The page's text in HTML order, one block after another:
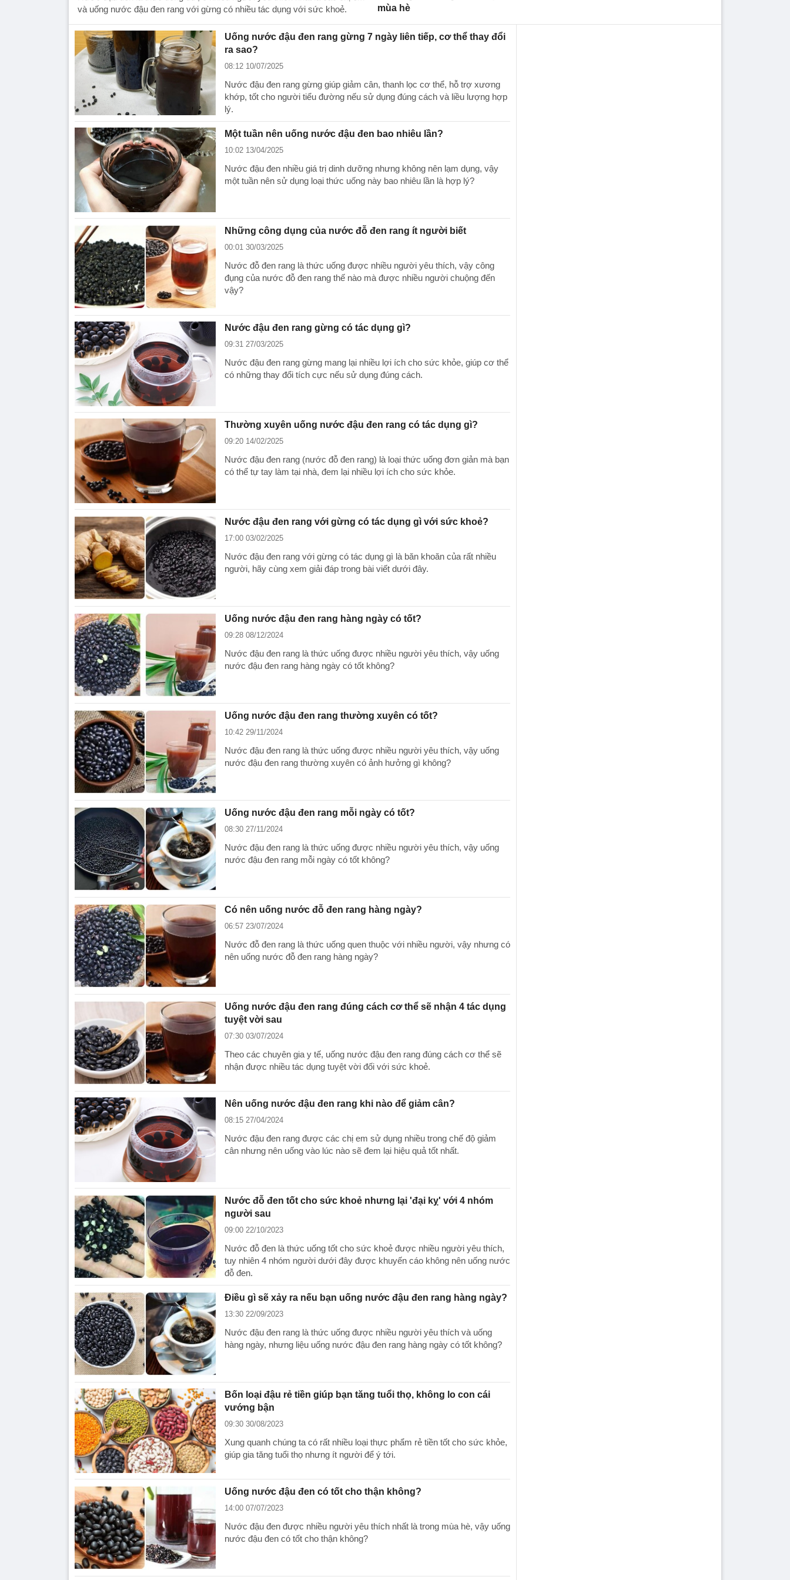
và uống nước đậu đen rang với gừng có nhiều tác dụng với sức khoẻ.
mùa hè
Uống nước đậu đen rang gừng 7 ngày liên tiếp, cơ thể thay đổi
ra sao?
08:12 10/07/2025
Nước đậu đen rang gừng giúp giảm cân, thanh lọc cơ thể, hỗ trợ xương
khớp, tốt cho người tiểu đường nếu sử dụng đúng cách và liều lượng hợp
lý.
Một tuần nên uống nước đậu đen bao nhiêu lần?
10:02 13/04/2025
Nước đậu đen nhiều giá trị dinh dưỡng nhưng không nên lạm dụng, vậy
một tuần nên sử dụng loại thức uống này bao nhiêu lần là hợp lý?
Những công dụng của nước đỗ đen rang ít người biết
00:01 30/03/2025
Nước đỗ đen rang là thức uống được nhiều người yêu thích, vậy công
đụng của nước đỗ đen rang thế nào mà được nhiều người chuộng đến
vậy?
Nước đậu đen rang gừng có tác dụng gì?
09:31 27/03/2025
Nước đậu đen rang gừng mang lại nhiều lợi ích cho sức khỏe, giúp cơ thể
có những thay đổi tích cực nếu sử dụng đúng cách.
Thường xuyên uống nước đậu đen rang có tác dụng gì?
09:20 14/02/2025
Nước đậu đen rang (nước đỗ đen rang) là loại thức uống đơn giản mà bạn
có thể tự tay làm tại nhà, đem lại nhiều lợi ích cho sức khỏe.
Nước đậu đen rang với gừng có tác dụng gì với sức khoẻ?
17:00 03/02/2025
Nước đậu đen rang với gừng có tác dụng gì là băn khoăn của rất nhiều
người, hãy cùng xem giải đáp trong bài viết dưới đây.
Uống nước đậu đen rang hàng ngày có tốt?
09:28 08/12/2024
Nước đậu đen rang là thức uống được nhiều người yêu thích, vậy uống
nước đậu đen rang hàng ngày có tốt không?
Uống nước đậu đen rang thường xuyên có tốt?
10:42 29/11/2024
Nước đậu đen rang là thức uống được nhiều người yêu thích, vậy uống
nước đậu đen rang thường xuyên có ảnh hưởng gì không?
Uống nước đậu đen rang mỗi ngày có tốt?
08:30 27/11/2024
Nước đậu đen rang là thức uống được nhiều người yêu thích, vậy uống
nước đậu đen rang mỗi ngày có tốt không?
Có nên uống nước đỗ đen rang hàng ngày?
06:57 23/07/2024
Nước đỗ đen rang là thức uống quen thuộc với nhiều người, vậy nhưng có
nên uống nước đỗ đen rang hàng ngày?
Uống nước đậu đen rang đúng cách cơ thể sẽ nhận 4 tác dụng
tuyệt vời sau
07:30 03/07/2024
Theo các chuyên gia y tế, uống nước đậu đen rang đúng cách cơ thể sẽ
nhận được nhiều tác dụng tuyệt vời đối với sức khoẻ.
Nên uống nước đậu đen rang khi nào để giảm cân?
08:15 27/04/2024
Nước đậu đen rang được các chị em sử dụng nhiều trong chế độ giảm
cân nhưng nên uống vào lúc nào sẽ đem lại hiệu quả tốt nhất.
Nước đỗ đen tốt cho sức khoẻ nhưng lại 'đại kỵ' với 4 nhóm
người sau
09:00 22/10/2023
Nước đỗ đen là thức uống tốt cho sức khoẻ được nhiều người yêu thích,
tuy nhiên 4 nhóm người dưới đây được khuyến cáo không nên uống nước
đỗ đen.
Điều gì sẽ xảy ra nếu bạn uống nước đậu đen rang hàng ngày?
13:30 22/09/2023
Nước đậu đen rang là thức uống được nhiều người yêu thích và uống
hàng ngày, nhưng liệu uống nước đậu đen rang hàng ngày có tốt không?
Bốn loại đậu rẻ tiền giúp bạn tăng tuổi thọ, không lo con cái
vướng bận
09:30 30/08/2023
Xung quanh chúng ta có rất nhiều loại thực phẩm rẻ tiền tốt cho sức khỏe,
giúp gia tăng tuổi thọ nhưng ít người để ý tới.
Uống nước đậu đen có tốt cho thận không?
14:00 07/07/2023
Nước đậu đen được nhiều người yêu thích nhất là trong mùa hè, vậy uống
nước đậu đen có tốt cho thận không?